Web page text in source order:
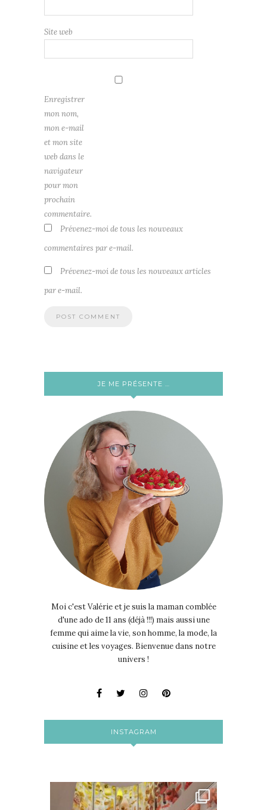
Site web
Enregistrer
mon nom,
mon e-mail
et mon site
web dans le
navigateur
pour mon
prochain
commentaire.
Prévenez-moi de tous les nouveaux
commentaires par e-mail.
Prévenez-moi de tous les nouveaux articles
par e-mail.
JE ME PRÉSENTE …
Moi c'est Valérie et je suis la maman comblée
d'une ado de 11 ans (déjà !!!) mais aussi une
femme qui aime la vie, son homme, la mode, la
cuisine et les voyages. Bienvenue dans notre
univers !
INSTAGRAM